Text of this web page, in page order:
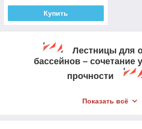
Купить
Лестницы для
бассейнов – сочетание
прочности
Показать всё